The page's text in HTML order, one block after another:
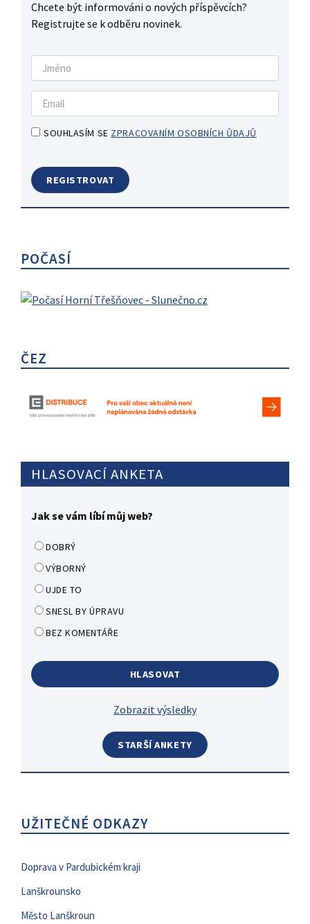
Chcete být informováni o nových příspěvcích?
Registrujte se k odběru novinek.
SOUHLASÍM SE ZPRACOVANÍM OSOBNÍCH ŮDAJŮ
POČASÍ
ČEZ
HLASOVACÍ ANKETA
Jak se vám líbí můj web?
DOBRÝ
VÝBORNÝ
UJDE TO
SNESL BY ÚPRAVU
BEZ KOMENTÁŘE
Zobrazit výsledky
STARŠÍ ANKETY
UŽITEČNÉ ODKAZY
Doprava v Pardubickém kraji
Lanškrounsko
Město Lanškroun